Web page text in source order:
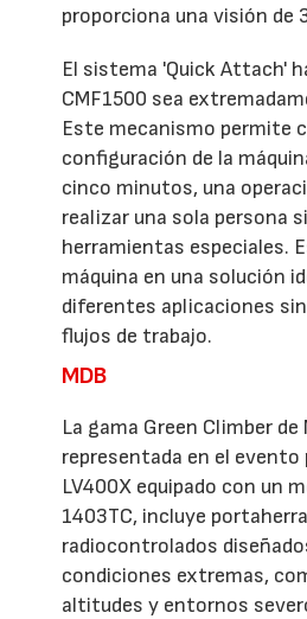
proporciona una visión de
El sistema 'Quick Attach'
CMF1500 sea
Este mecanismo permite
configuración de la
cinco minutos, una
realizar una sola persona
herramientas especiales.
máquina en una solución
diferentes aplicaciones
flujos de trabajo.
MDB
La gama Green Climber de
representada en el evento
LV400X equipado con un
1403TC, incluye
radiocontrolados
condiciones extremas,
altitudes y entornos